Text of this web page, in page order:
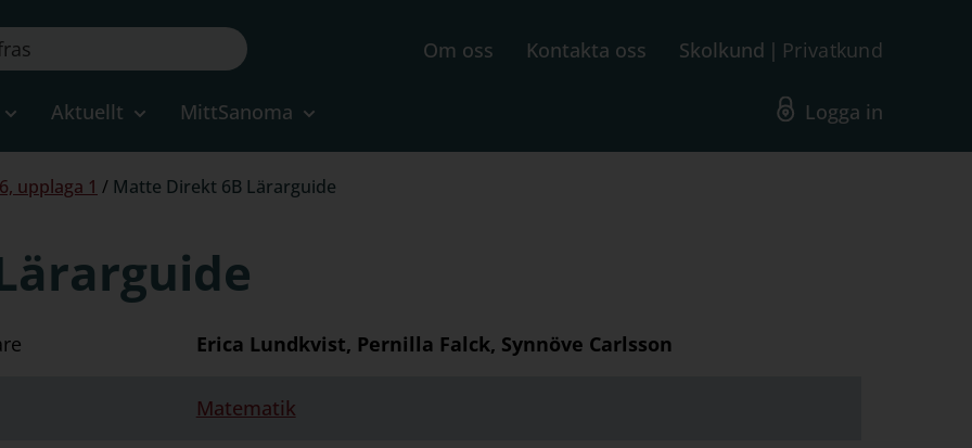
Om oss Kontakta oss Skolkund Privatkund
Aktuellt MittSanoma Logga in
upplaga 1 / Matte Direkt 6B Lärarguide
Erica Lundkvist, Pernilla Falck, Synnöve Carlsson
Matematik